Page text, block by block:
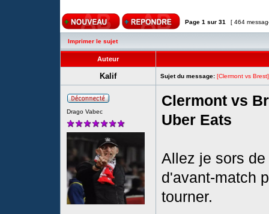
Page 1 sur 31 [ 464
Imprimer le sujet
Auteur
Kalif Sujet du message: [Clermont vs
Drago Vabec
Clermont vs
Uber Eats
Allez je sors
d'avant-match
tourner.